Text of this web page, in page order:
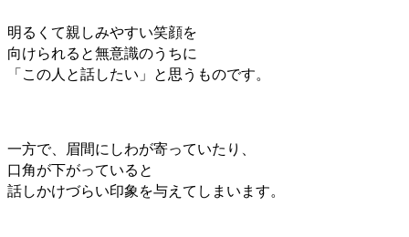
明るくて親しみやすい笑顔を
向けられると無意識のうちに
「この人と話したい」
と思うものです。
一方で、眉間にしわが寄っていたり、
口角が下がっていると
話しかけづらい印象を与えてしまいます。